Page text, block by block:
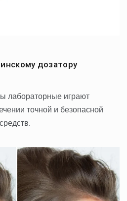
дозатору
лабораторные играют
точной и безопасной